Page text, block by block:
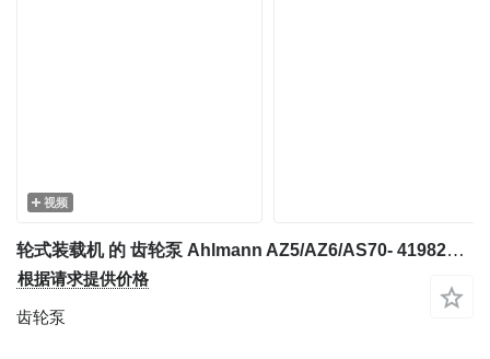
视频
轮式装载机 的 齿轮泵 Ahlmann AZ5/AZ6/AS70- 4198288A - Gearpump/Zahnradpumpe
根据请求提供价格
齿轮泵